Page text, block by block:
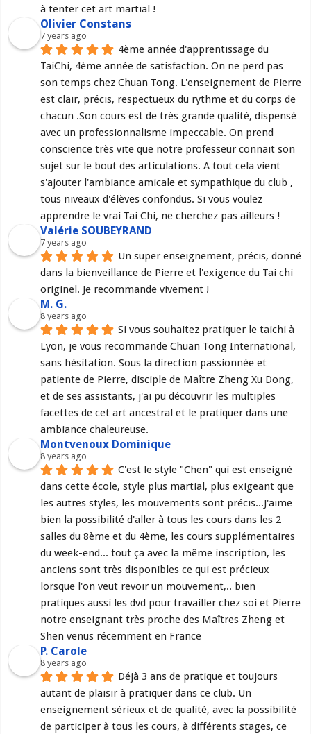
à tenter cet art martial !
Olivier Constans
7 years ago
4ème année d'apprentissage du
TaiChi, 4ème année de satisfaction. On ne perd pas
son temps chez Chuan Tong. L'enseignement de Pierre
est clair, précis, respectueux du rythme et du corps de
chacun .Son cours est de très grande qualité, dispensé
avec un professionnalisme impeccable. On prend
conscience très vite que notre professeur connait son
sujet sur le bout des articulations. A tout cela vient
s'ajouter l'ambiance amicale et sympathique du club ,
tous niveaux d'élèves confondus. Si vous voulez
apprendre le vrai Tai Chi, ne cherchez pas ailleurs !
Valérie SOUBEYRAND
7 years ago
Un super enseignement, précis, donné
dans la bienveillance de Pierre et l'exigence du Tai chi
originel. Je recommande vivement !
M. G.
8 years ago
Si vous souhaitez pratiquer le taichi à
Lyon, je vous recommande Chuan Tong International,
sans hésitation. Sous la direction passionnée et
patiente de Pierre, disciple de Maître Zheng Xu Dong,
et de ses assistants, j'ai pu découvrir les multiples
facettes de cet art ancestral et le pratiquer dans une
ambiance chaleureuse.
Montvenoux Dominique
8 years ago
C'est le style "Chen" qui est enseigné
dans cette école, style plus martial, plus exigeant que
les autres styles, les mouvements sont précis...J'aime
bien la possibilité d'aller à tous les cours dans les 2
salles du 8ème et du 4ème, les cours supplémentaires
du week-end... tout ça avec la même inscription, les
anciens sont très disponibles ce qui est précieux
lorsque l'on veut revoir un mouvement,.. bien
pratiques aussi les dvd pour travailler chez soi et Pierre
notre enseignant très proche des Maîtres Zheng et
Shen venus récemment en France
P. Carole
8 years ago
Déjà 3 ans de pratique et toujours
autant de plaisir à pratiquer dans ce club. Un
enseignement sérieux et de qualité, avec la possibilité
de participer à tous les cours, à différents stages, ce